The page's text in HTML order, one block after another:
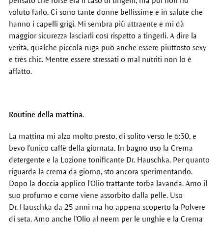
voluto farlo. Ci sono tante donne bellissime e in salute che
hanno i capelli grigi. Mi sembra più attraente e mi dà
maggior sicurezza lasciarli così rispetto a tingerli. A dire la
verità, qualche piccola ruga può anche essere piuttosto sexy
e très chic. Mentre essere stressati o mal nutriti non lo è
affatto.
Routine della mattina.
La mattina mi alzo molto presto, di solito verso le 6:30, e
bevo l'unico caffè della giornata. In bagno uso la Crema
detergente e la Lozione tonificante Dr. Hauschka. Per quanto
riguarda la crema da giorno, sto ancora sperimentando.
Dopo la doccia applico l'Olio trattante torba lavanda. Amo il
suo profumo e come viene assorbito dalla pelle. Uso
Dr. Hauschka da 25 anni ma ho appena scoperto la Polvere
di seta. Amo anche l'Olio al neem per le unghie e la Crema